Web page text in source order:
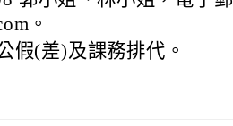
。
假(差)及課務排代。